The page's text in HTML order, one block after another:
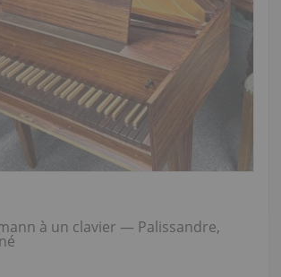
à un clavier — Palissandre,